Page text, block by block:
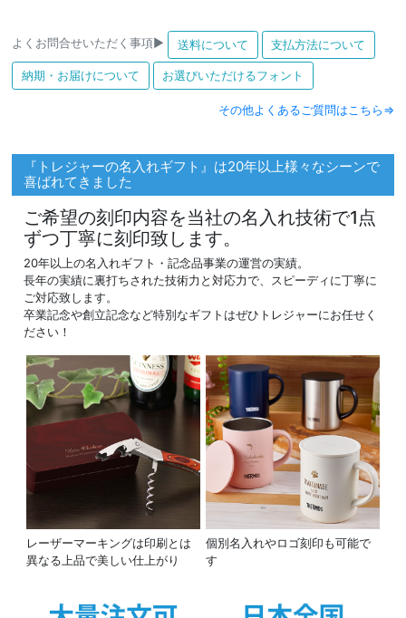
よくお問合せいただく事項▶ 送料について 支払方法について
納期・お届けについて お選びいただけるフォント
その他よくあるご質問はこちら⇒
『トレジャーの名入れギフト』は20年以上様々なシーンで
喜ばれてきました
ご希望の刻印内容を当社の名入れ技術で1点
ずつ丁寧に刻印致します。
20年以上の名入れギフト・記念品事業の運営の実績。
長年の実績に裏打ちされた技術力と対応力で、スピーディに丁寧に
ご対応致します。
卒業記念や創立記念など特別なギフトはぜひトレジャーにお任せく
ださい！
レーザーマーキングは印刷とは
異なる上品で美しい仕上がり
個別名入れやロゴ刻印も可能で
す